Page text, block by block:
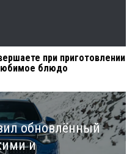
при приготовлении
блюдо
обновлённый
и